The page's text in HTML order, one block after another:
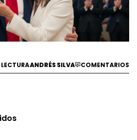
ANDRÉS SILVA COMENTARIOS